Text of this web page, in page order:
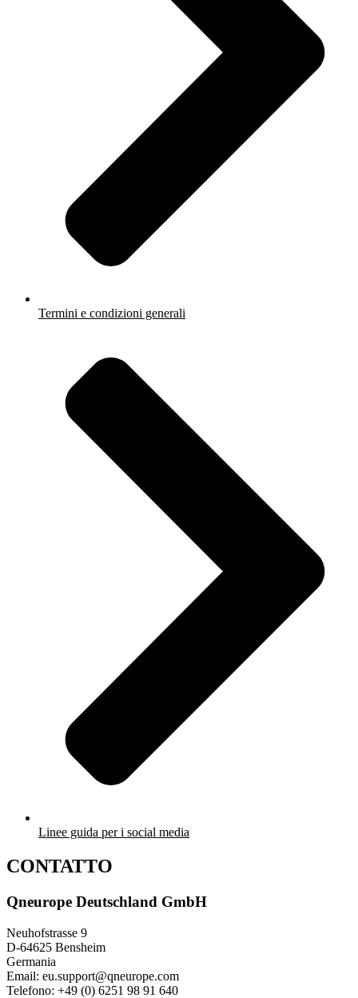
Termini e condizioni generali
Linee guida per i social media
CONTATTO
Qneurope Deutschland GmbH
Neuhofstrasse 9
D-64625 Bensheim
Germania
Email: eu.support@qneurope.com
Telefono: +49 (0) 6251 98 91 640